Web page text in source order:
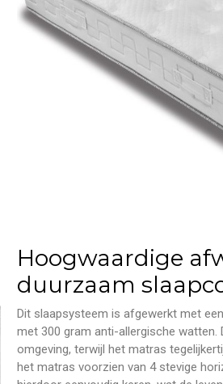
Hoogwaardige
duurzaam
Dit slaapsysteem is afgewerkt met
met 300 gram anti-allergische watten.
omgeving, terwijl het matras
het matras voorzien van 4 stevige